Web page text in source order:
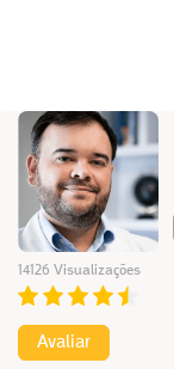
14126 Visualizações
Avaliar